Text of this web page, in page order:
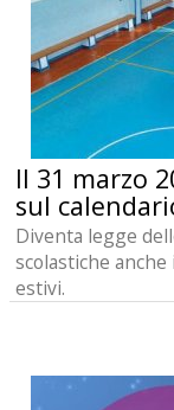
Il 31 marzo
sul
Diventa legge
scolastiche
estivi.